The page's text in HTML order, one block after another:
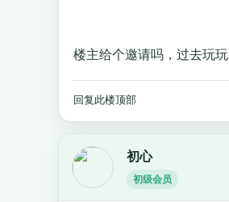
楼主给个邀请吗，过去玩玩
回复此楼顶部
初心
初级会员